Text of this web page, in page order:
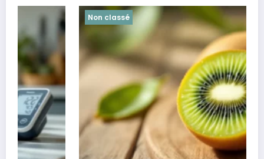
Non classé